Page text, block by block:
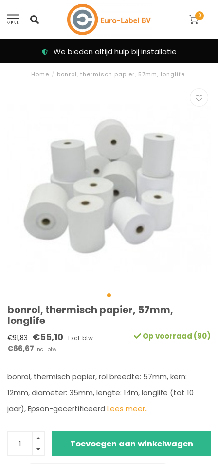
MENU
0
Klanten beoordelen ons
Home / bonrol, thermisch papier, 57mm, longlife
bonrol, thermisch papier, 57mm,
longlife
€91,83 €55,10 Excl. btw
€66,67 Incl. btw
Op voorraad (90)
bonrol, thermisch papier, rol breedte: 57mm, kern:
12mm, diameter: 35mm, lengte: 14m, longlife (tot 10
jaar), Epson-gecertificeerd Lees meer..
Toevoegen aan winkelwagen